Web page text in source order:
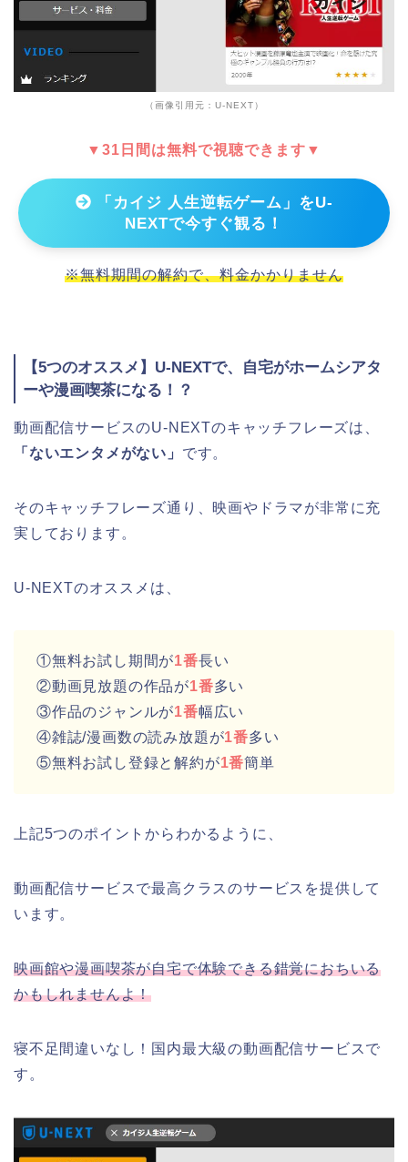
（画像引用元：U-NEXT）
▼31日間は無料で視聴できます▼
「カイジ 人生逆転ゲーム」をU-
NEXTで今すぐ観る！
※無料期間の解約で、料金かかりません
【5つのオススメ】U-NEXTで、自宅がホームシアタ
ーや漫画喫茶になる！？
動画配信サービスのU-NEXTのキャッチフレーズは、
「ないエンタメがない」 です。
そのキャッチフレーズ通り、映画やドラマが非常に充
実しております。
U-NEXTのオススメは、
①無料お試し期間が1番長い
②動画見放題の作品が1番多い
③作品のジャンルが1番幅広い
④雑誌/漫画数の読み放題が1番多い
⑤無料お試し登録と解約が1番簡単
上記5つのポイントからわかるように、
動画配信サービスで最高クラスのサービスを提供して
います。
映画館や漫画喫茶が自宅で体験できる錯覚におちいる
かもしれませんよ！
寝不足間違いなし！国内最大級の動画配信サービスで
す。